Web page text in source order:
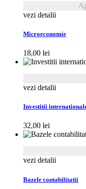
vezi detalii
Microeconomie
18,00 lei
vezi detalii
Investitii
32,00 lei
vezi detalii
Bazele contabilitatii